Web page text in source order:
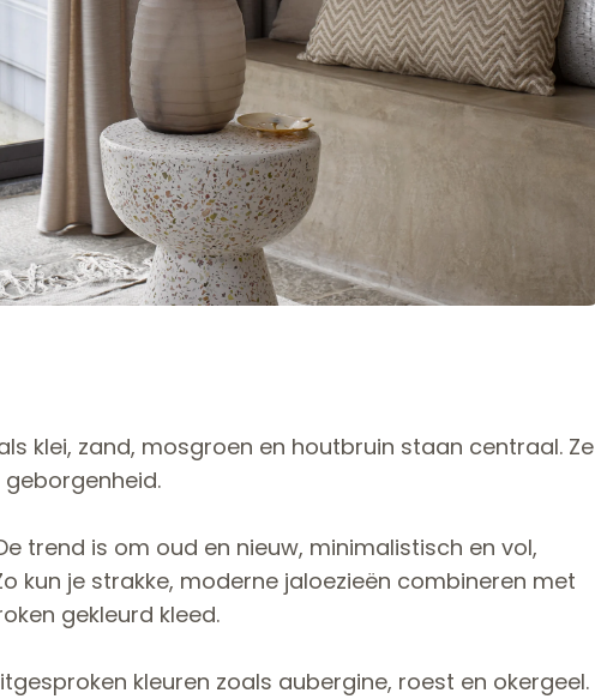
klei, zand, mosgroen en houtbruin staan centraal. Ze
trend is om oud en nieuw, minimalistisch en vol,
kun je strakke, moderne jaloezieën combineren met
gekleurd kleed.
kleuren zoals aubergine, roest en okergeel.